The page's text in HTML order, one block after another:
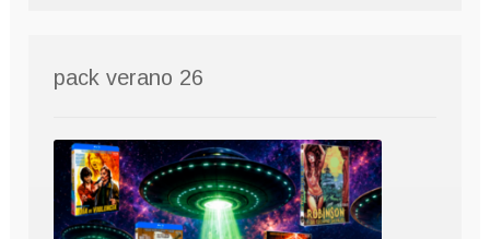
pack verano 26